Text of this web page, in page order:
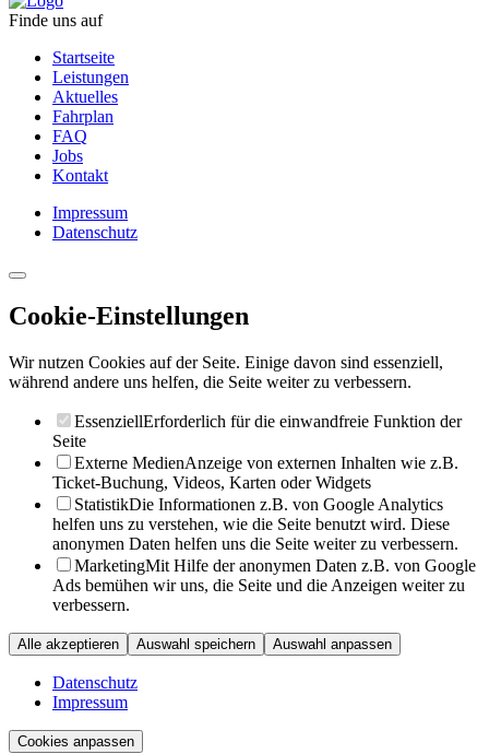
Finde uns auf
Startseite
Leistungen
Aktuelles
Fahrplan
FAQ
Jobs
Kontakt
Impressum
Datenschutz
Cookie-Einstellungen
Wir nutzen Cookies auf der Seite. Einige davon sind essenziell,
während andere uns helfen, die Seite weiter zu verbessern.
EssenziellErforderlich für die einwandfreie Funktion der
Seite
Externe MedienAnzeige von externen Inhalten wie z.B.
Ticket-Buchung, Videos, Karten oder Widgets
StatistikDie Informationen z.B. von Google Analytics
helfen uns zu verstehen, wie die Seite benutzt wird. Diese
anonymen Daten helfen uns die Seite weiter zu verbessern.
MarketingMit Hilfe der anonymen Daten z.B. von Google
Ads bemühen wir uns, die Seite und die Anzeigen weiter zu
verbessern.
Alle akzeptieren Auswahl speichern Auswahl anpassen
Datenschutz
Impressum
Cookies anpassen